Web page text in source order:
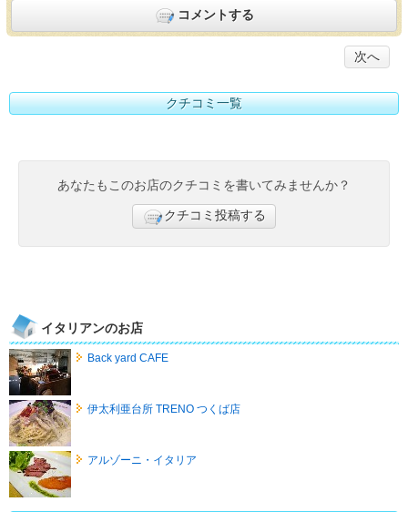
コメントする
次へ
クチコミ一覧
あなたもこのお店のクチコミを書いてみませんか？
クチコミ投稿する
イタリアンのお店
Back yard CAFE
伊太利亜台所 TRENO つくば店
アルゾーニ・イタリア